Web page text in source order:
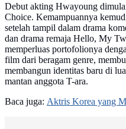
Debut akting Hwayoung
Choice. Kemampuannya
setelah tampil dalam drama
dan drama remaja Hello, My
memperluas portofolionya
film dari beragam genre,
membangun identitas baru di
mantan anggota T-ara.
Baca juga: Aktris Korea yang